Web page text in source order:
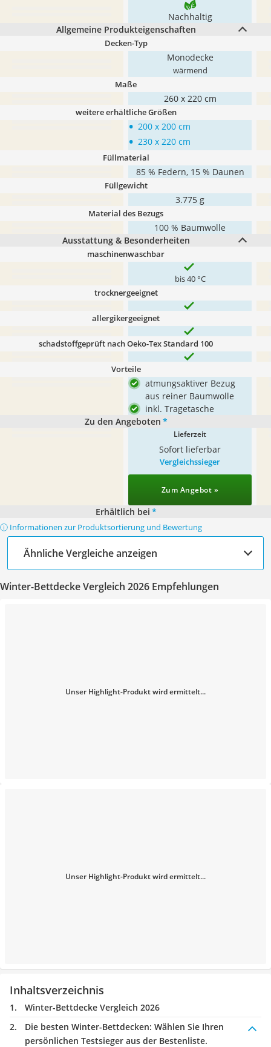
Nachhaltig
Allgemeine Produkteigenschaften
Decken-Typ
Monodecke
wärmend
Maße
260 x 220 cm
weitere erhältliche Größen
• 200 x 200 cm
• 230 x 220 cm
Füllmaterial
85 % Federn, 15 % Daunen
Füllgewicht
3.775 g
Material des Bezugs
100 % Baumwolle
Ausstattung & Besonderheiten
maschinenwaschbar
bis 40 °C
trocknergeeignet
allergikergeeignet
schadstoffgeprüft nach Oeko-Tex Standard 100
Vorteile
atmungsaktiver Bezug
aus reiner Baumwolle
inkl. Tragetasche
Zu den Angeboten *
Lieferzeit
Sofort lieferbar
Vergleichssieger
Zum Angebot »
Erhältlich bei *
ⓘ Informationen zur Produktsortierung und Bewertung
Ähnliche Vergleiche anzeigen
Winter-Bettdecke Vergleich 2026 Empfehlungen
Unser Highlight-Produkt wird ermittelt...
Unser Highlight-Produkt wird ermittelt...
Inhaltsverzeichnis
Winter-Bettdecke Vergleich 2026
Die besten Winter-Bettdecken: Wählen Sie Ihren
persönlichen Testsieger aus der Bestenliste.